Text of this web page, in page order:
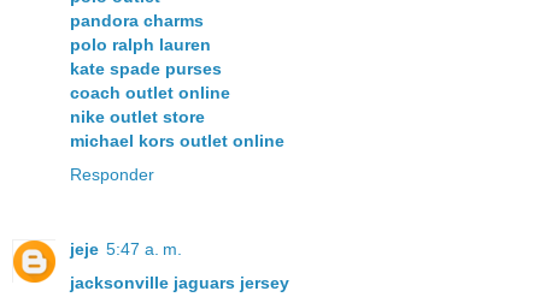
pandora charms
polo ralph lauren
kate spade purses
coach outlet online
nike outlet store
michael kors outlet online
Responder
jeje 5:47 a. m.
jacksonville jaguars jersey